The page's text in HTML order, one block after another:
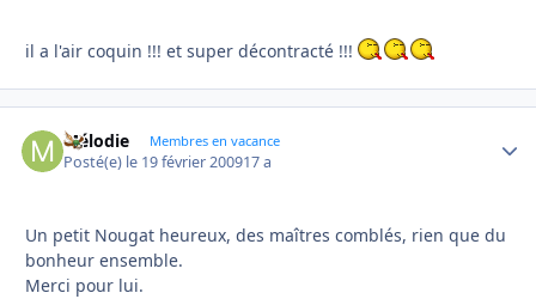
il a l'air coquin !!! et super décontracté !!!
Mélodie Membres en vacance
Posté(e) le 19 février 200917 a
Un petit Nougat heureux, des maîtres comblés, rien que du
bonheur ensemble.
Merci pour lui.